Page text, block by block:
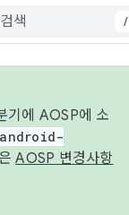
/
기에 AOSP에 소
android-
AOSP 변경사항